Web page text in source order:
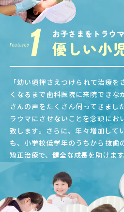
Features1 お子さまをトラウ
優しい小
「幼い頃押さえつけられて治療
くなるまで歯科医院に来院できな
さんの声をたくさん伺ってきまし
ラウマにさせないことを念頭にお
致します。さらに、年々増加して
も、小学校低学年のうちから抜歯
矯正治療で、健全な成長を助けま